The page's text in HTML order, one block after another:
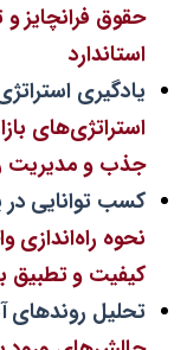
حقوق فرانچایز
استاندارد
یادگیری
استراتژی‌های
جذب و مدیریت
کسب توانایی در
نحوه راه‌اندازی
کیفیت و تطبیق
تحلیل روندهای